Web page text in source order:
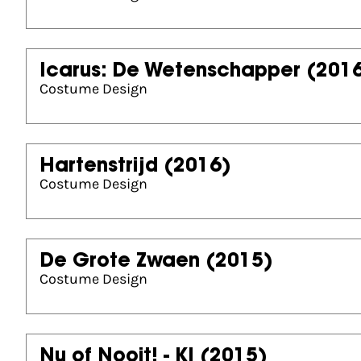
Icarus: De Wetenschapper
Costume Design
Hartenstrijd (2016)
Costume Design
De Grote Zwaen (2015)
Costume Design
Nu of Nooit! - KI (2015)